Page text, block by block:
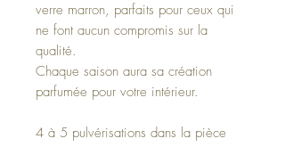
verre marron, parfaits pour ceux qui
ne font aucun compromis sur la
qualité.
Chaque saison aura sa création
parfumée pour votre intérieur.
4 à 5 pulvérisations dans la pièce